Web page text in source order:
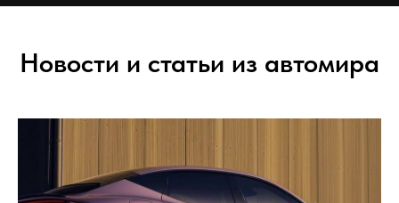
Новости и статьи из автомира